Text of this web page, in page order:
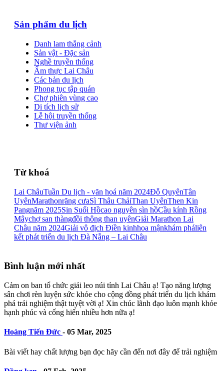
Sản phẩm du lịch
Danh lam thắng cảnh
Sản vật - Đặc sản
Nghề truyền thống
Ẩm thực Lai Châu
Các bản du lịch
Phong tục tập quán
Chợ phiên vùng cao
Di tích lịch sử
Lễ hội truyền thống
Thư viện ảnh
Từ khoá
Lai ChâuTuần Du lịch - văn hoá năm 2024Đỗ QuyênTân
UyênMarathonrăng cưaSì Thâu ChảiThan UyênThen Kin
Pangnăm 2025Sin Suối Hồcao nguyên sìn hồCầu kính Rồng
Mâychợ san thàngđồi thông than uyênGiải Marathon Lai
Châu năm 2024Giải vô địch Điền kinhhoa mậnkhám pháliên
kết phát triển du lịch Đà Nẵng – Lai Châu
Bình luận mới nhất
Cảm on ban tổ chức giải leo núi tỉnh Lai Châu ạ! Tạo năng lượng
sân chơi rèn luyện sức khỏe cho cộng đồng phát triển du lịch khám
phá trải nghiệm thật tuyệt vời ạ! Xin chúc lãnh đạo luôn mạnh khỏe
hạnh phúc và cống hiến nhiều hơn nữa ạ!
Hoàng Tiến Đức - 05 Mar, 2025
Bài viết hay chất lượng bạn đọc hãy cần đến nơi đây để trải nghiệm